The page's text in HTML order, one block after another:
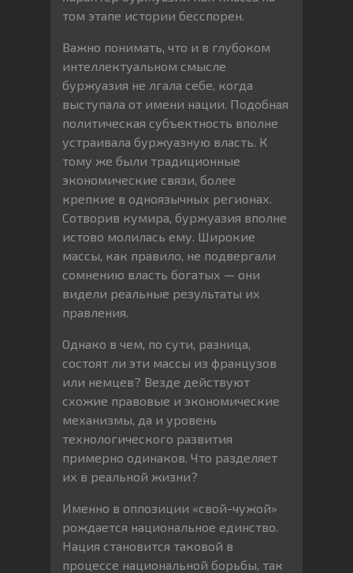
том этапе истории бесспорен.
Важно понимать, что и в глубоком
интеллектуальном смысле
буржуазия не лгала себе, когда
выступала от имени нации. Подобная
политическая субъектность вполне
устраивала буржуазную власть. К
тому же были традиционные
экономические связи, более
крепкие в одноязычных регионах.
Сотворив кумира, буржуазия вполне
истово молилась ему. Широкие
массы, как правило, не подвергали
сомнению власть богатых — они
видели реальные результаты их
правления.
Однако в чем, по сути, разница,
состоят ли эти массы из французов
или немцев? Везде действуют
схожие правовые и экономические
механизмы, да и уровень
технологического развития
примерно одинаков. Что разделяет
их в реальной жизни?
Именно в оппозиции «свой-чужой»
рождается национальное единство.
Нация становится таковой в
процессе национальной борьбы, так